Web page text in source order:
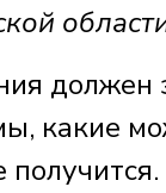
какие